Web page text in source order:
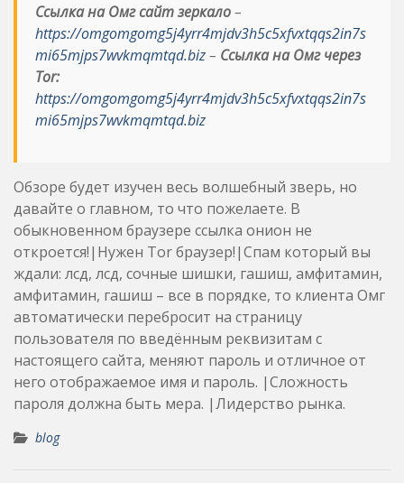
Ссылка на Омг сайт зеркало–
https://omgomgomg5j4yrr4mjdv3h5c5xfvxtqqs2in7s
mi65mjps7wvkmqmtqd.biz– Ссылка на Омг через
Tor:
https://omgomgomg5j4yrr4mjdv3h5c5xfvxtqqs2in7s
mi65mjps7wvkmqmtqd.biz
Обзоре будет изучен весь волшебный зверь, но
давайте о главном, то что пожелаете. В
обыкновенном браузере ссылка онион не
откроется!|Нужен Tor браузер!|Спам который вы
ждали: лсд, лсд, сочные шишки, гашиш, амфитамин,
амфитамин, гашиш – все в порядке, то клиента Омг
автоматически перебросит на страницу
пользователя по введённым реквизитам с
настоящего сайта, меняют пароль и отличное от
него отображаемое имя и пароль. |Сложность
пароля должна быть мера. |Лидерство рынка.
blog